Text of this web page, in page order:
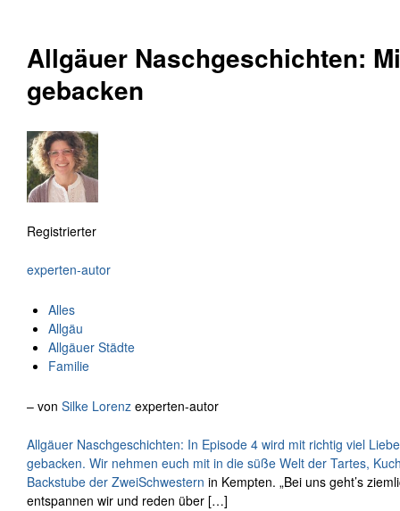
Allgäuer Naschgeschichten:
gebacken
Registrierter
experten-autor
Alles
Allgäu
Allgäuer Städte
Familie
– von Silke Lorenz experten-autor
Allgäuer Naschgeschichten: In Episode 4 wird mit richtig viel
gebacken. Wir nehmen euch mit in die süße Welt der Tartes,
Backstube der ZweiSchwestern in Kempten. „Bei uns geht’s
entspannen wir und reden über […]